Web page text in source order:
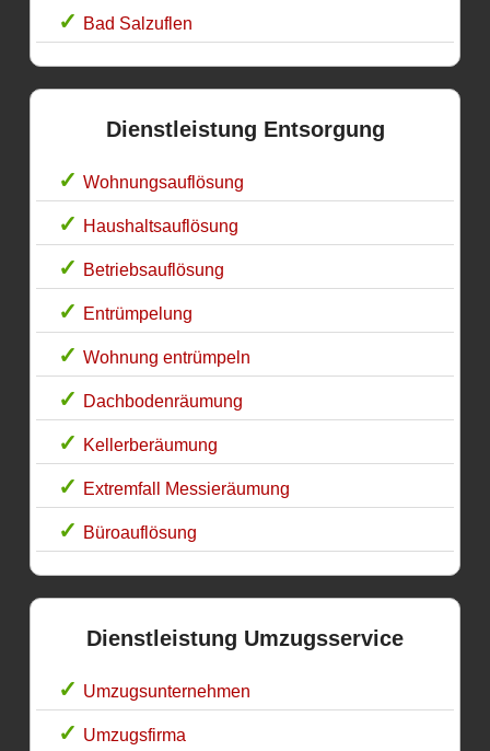
Bad Salzuflen
Dienstleistung Entsorgung
Wohnungsauflösung
Haushaltsauflösung
Betriebsauflösung
Entrümpelung
Wohnung entrümpeln
Dachbodenräumung
Kellerberäumung
Extremfall Messieräumung
Büroauflösung
Dienstleistung Umzugsservice
Umzugsunternehmen
Umzugsfirma